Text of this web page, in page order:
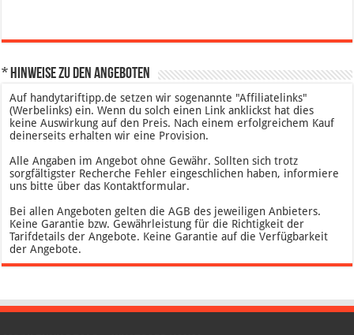
* Hinweise zu den Angeboten
Auf handytariftipp.de setzen wir sogenannte "Affiliatelinks"
(Werbelinks) ein. Wenn du solch einen Link anklickst hat dies
keine Auswirkung auf den Preis. Nach einem erfolgreichem Kauf
deinerseits erhalten wir eine Provision.
Alle Angaben im Angebot ohne Gewähr. Sollten sich trotz
sorgfältigster Recherche Fehler eingeschlichen haben, informiere
uns bitte über das Kontaktformular.
Bei allen Angeboten gelten die AGB des jeweiligen Anbieters.
Keine Garantie bzw. Gewährleistung für die Richtigkeit der
Tarifdetails der Angebote. Keine Garantie auf die Verfügbarkeit
der Angebote.